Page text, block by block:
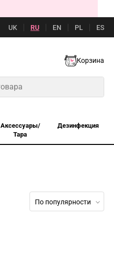
UK RU EN PL ES
Корзина
Аксессуары/
Тара
Дезинфекция
По популярности